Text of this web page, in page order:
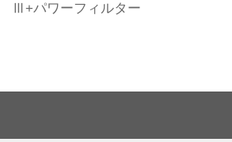
Ⅲ+パワーフィルター